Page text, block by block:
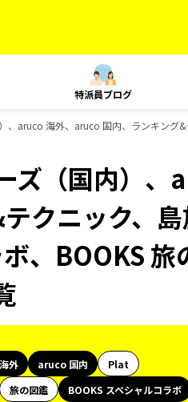
特派員ブログ
、aruco 海外、aruco 国内、ランキング
ズ（国内）、
クニック、
、BOOKS 旅
外 aruco 国内
Plat
旅の図鑑
BOOKS スペシャルコラボ